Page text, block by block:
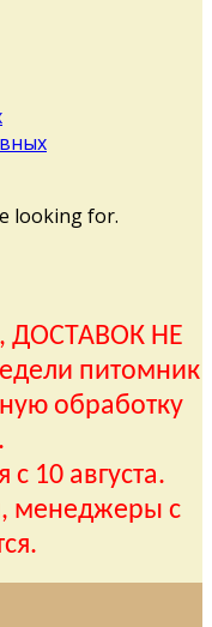
looking for.
ДОСТАВОК НЕ
питомник
обработку
10 августа.
менеджеры с